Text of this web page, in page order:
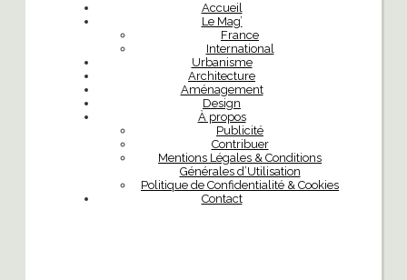
Accueil
Le Mag’
France
International
Urbanisme
Architecture
Aménagement
Design
À propos
Publicité
Contribuer
Mentions Légales & Conditions
Générales d’Utilisation
Politique de Confidentialité & Cookies
Contact